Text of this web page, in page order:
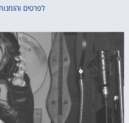
לפרטים